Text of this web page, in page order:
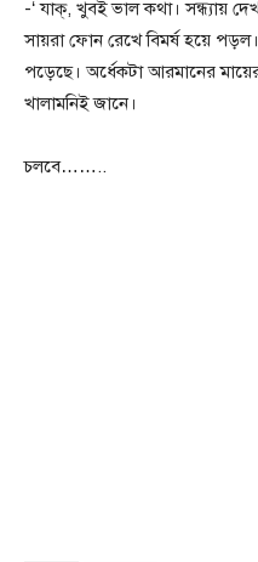
-‘ যাক্, খুবই ভাল কথা। সন্ধ্যায়
সায়রা ফোন রেখে বিমর্ষ হয়ে
পড়েছে। অর্ধেকটা আরমানের
খালামনিই জানে।
চলবে……..